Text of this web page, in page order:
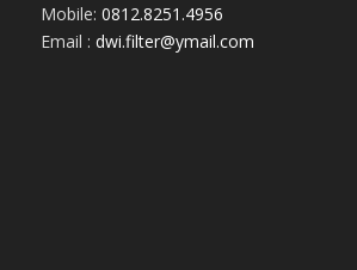
Mobile: 0812.8251.4956
Email : dwi.filter@ymail.com